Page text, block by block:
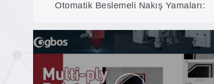
Otomatik Beslemeli Nakış Yamaları:
GN1080CCD’de Rulodan Ruloya Kesim